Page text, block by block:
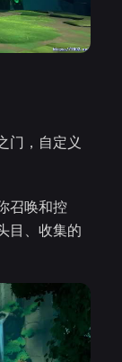
门，自定义
召唤和控
目、收集的